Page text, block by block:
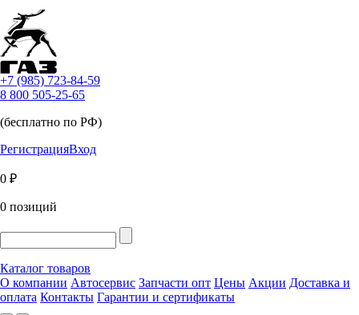
+7 (985) 723-84-59
8 800 505-25-65
(бесплатно по РФ)
РегистрацияВход
0 ₽
0 позиций
Каталог товаров
О компании Автосервис Запчасти опт Цены Акции Доставка и
оплата Контакты Гарантии и сертификаты